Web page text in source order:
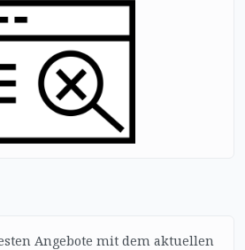
Angebote mit dem aktuellen